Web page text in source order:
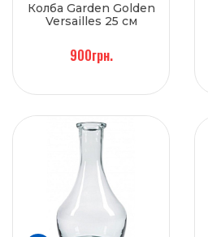
Колба Garden Golden
Versailles 25 см
900грн.